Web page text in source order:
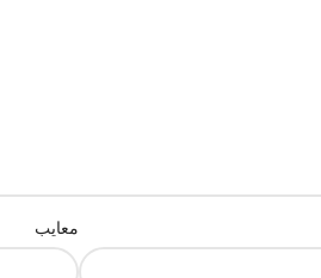
معایب